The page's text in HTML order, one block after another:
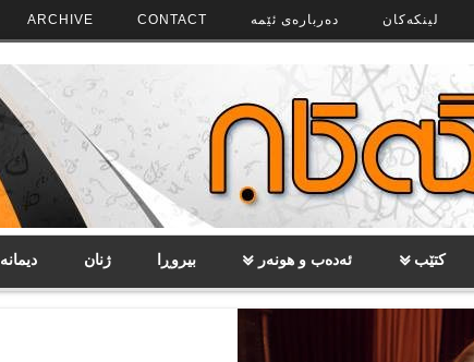
لینکەکان دەربارەی ئێمە CONTACT
ARCHIVE
کتێب ئەدەب و هونەر بیروڕا ژنان دیمانە